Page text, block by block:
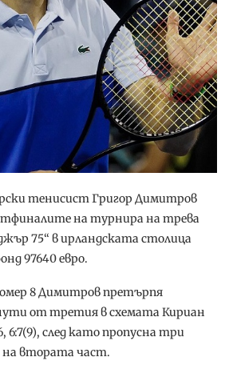
тенисист Григор Димитров
на турнира на трева
75“ в ирландската столица
97640 евро.
8 Димитров претърпя
от третия в схемата Кириан
6:7(9), след като пропусна три
на втората част.